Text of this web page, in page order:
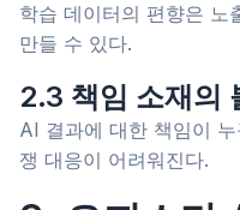
학습 데이터의 편향은 노
만들 수 있다.
2.3 책임 소재의
AI 결과에 대한 책임이
쟁 대응이 어려워진다.